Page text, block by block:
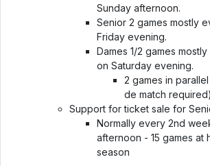
Sunday afternoon.
Senior 2 games mostly
Friday evening.
Dames 1/2 games
on Saturday evening.
2 games in
de match
Support for ticket sale for
Normally every 2nd
afternoon - 15 games at
season